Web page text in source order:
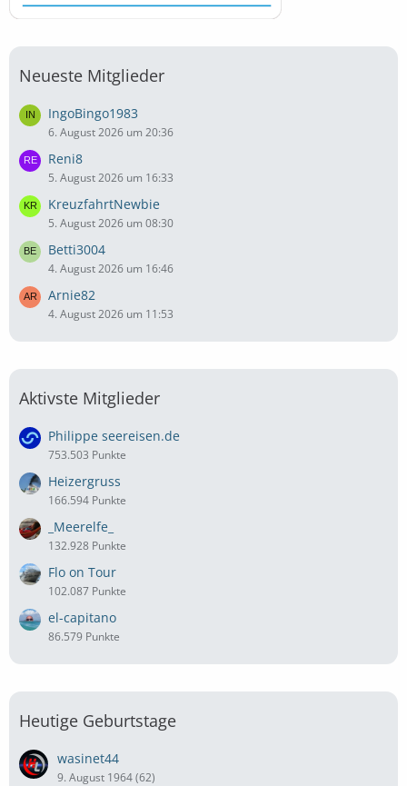
Neueste Mitglieder
IngoBingo1983
6. August 2026 um 20:36
Reni8
5. August 2026 um 16:33
KreuzfahrtNewbie
5. August 2026 um 08:30
Betti3004
4. August 2026 um 16:46
Arnie82
4. August 2026 um 11:53
Aktivste Mitglieder
Philippe seereisen.de
753.503 Punkte
Heizergruss
166.594 Punkte
_Meerelfe_
132.928 Punkte
Flo on Tour
102.087 Punkte
el-capitano
86.579 Punkte
Heutige Geburtstage
wasinet44
9. August 1964 (62)